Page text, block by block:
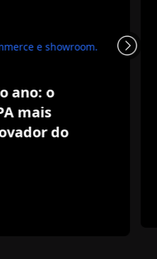
e showroom.
ano: o
mais
do